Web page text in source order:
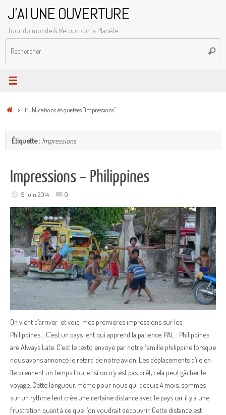
contenu
J'AI UNE OUVERTURE
Tour du monde & Retour sur la Planète
AccueilPublications étiquetées "Impressions"
Étiquette : Impressions
Impressions – Philippines
9 juin 2014 0
On vient d’arriver et voici mes premières impressions sur les
Philippines… C’est un pays lent qui apprend la patience. PAL : Philippines
are Always Late. C’est le texto envoyé par notre famille philippine lorsque
nous avons annoncé le retard de notre avion. Les déplacements d’île en
île prennent un temps fou, et si on n’y est pas prêt, cela peut gâcher le
voyage. Cette longueur, même pour nous qui depuis 4 mois, sommes
sur un rythme lent crée une certaine distance avec le pays car il y a une
frustration quant à ce que l’on voudrait découvrir. Cette distance est